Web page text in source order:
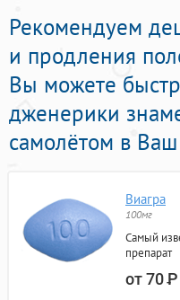
Рекомендуем
и продления
Вы можете
дженерики
самолётом в
Виагра
100мг
Самый
препарат
от 70Р